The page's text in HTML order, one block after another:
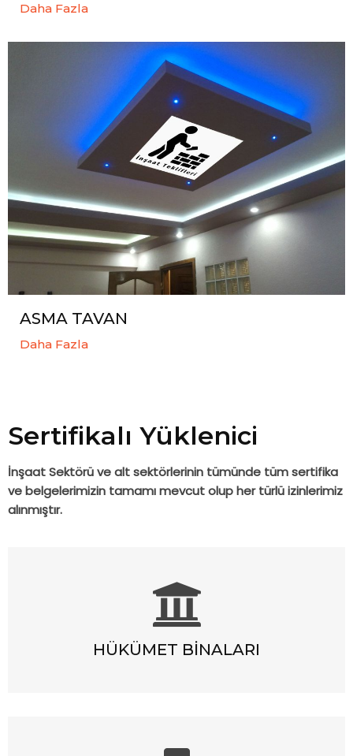
Daha Fazla
ASMA TAVAN
Daha Fazla
Sertifikalı Yüklenici
İnşaat Sektörü ve alt sektörlerinin tümünde tüm sertifika
ve belgelerimizin tamamı mevcut olup her türlü izinlerimiz
alınmıştır.
HÜKÜMET BINALARI